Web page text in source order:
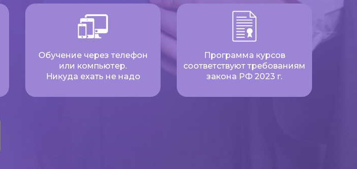
Обучение через телефон
или компьютер.
Никуда ехать не надо
Программа курсов
соответствуют требованиям
закона РФ 2023 г.